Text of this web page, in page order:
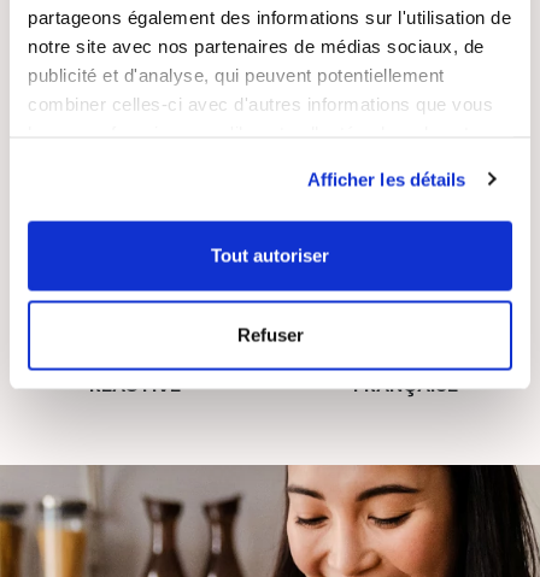
partageons également des informations sur l'utilisation de
notre site avec nos partenaires de médias sociaux, de
publicité et d'analyse, qui peuvent potentiellement
combiner celles-ci avec d'autres informations que vous
Afficher les détails
Tout autoriser
Refuser
SUIVIE
SÉCURISÉ
SATISFAIT OU
RÉACTIVE
FRANÇAISE